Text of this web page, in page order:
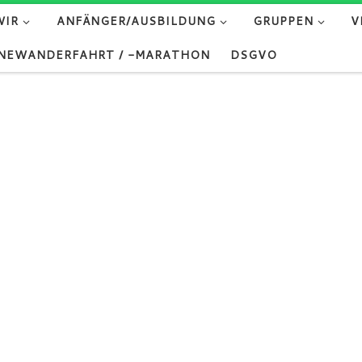
ANFÄNGER/AUSBILDUNG GRUPPEN
/ -MARATHON
DSGVO